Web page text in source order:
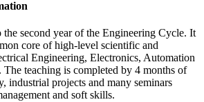
second year of the Engineering Cycle. It
core of high-level scientific and
Engineering, Electronics, Automation
The teaching is completed by 4 months of
industrial projects and many seminars
and soft skills.